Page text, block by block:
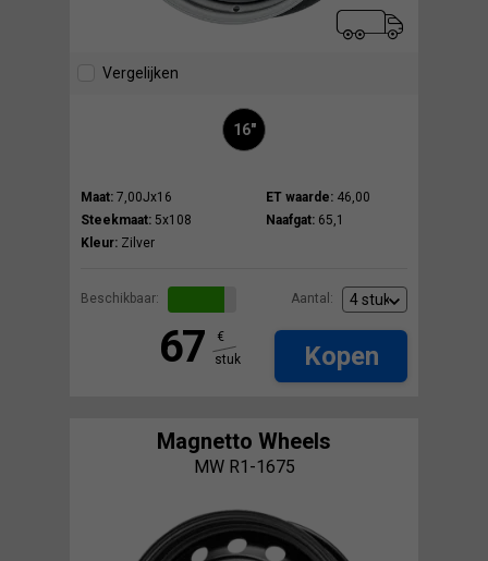
Vergelijken
16"
Maat: 7,00Jx16 ET waarde: 46,00
Steekmaat: 5x108 Naafgat: 65,1
Kleur: Zilver
Beschikbaar: Aantal:
67
€
stuk
Kopen
Magnetto Wheels
MW R1-1675